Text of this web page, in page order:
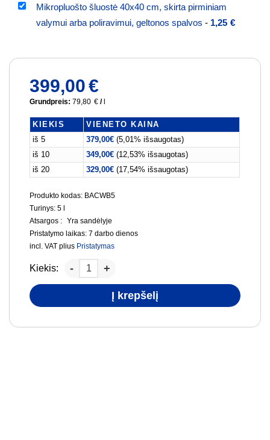
Mikropluošto šluostė 40x40 cm, skirta pirminiam
valymui arba poliravimui, geltonos spalvos - 1,25 €
399,00€
Grundpreis:79,80 € /l
KIEKIS
VIENETO KAINA
iš 5
379,00€ (5,01% išsaugotas)
iš 10
349,00€ (12,53% išsaugotas)
iš 20
329,00€ (17,54% išsaugotas)
Produkto kodas: BACWB5
Turinys: 5l
Atsargos :
Yra sandėlyje
Pristatymo laikas:7 darbo dienos
incl. VAT plius Pristatymas
Kiekis:
Į krepšelį